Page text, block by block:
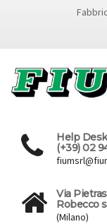
Help Desk
(+39) 02
Via
Robecco
(Milano)